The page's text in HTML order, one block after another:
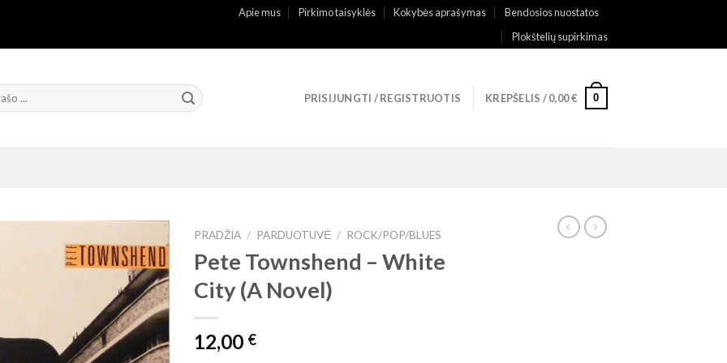
Apie mus Pirkimo taisyklės Kokybės aprašymas
Bendosios nuostatos
Plokštelių supirkimas
PRISIJUNGTI / REGISTRUOTIS KREPŠELIS /0,00€ 0
PRADŽIA / PARDUOTUVĖ / ROCK/POP/BLUES
Pete Townshend – White
City (A Novel)
12,00 €